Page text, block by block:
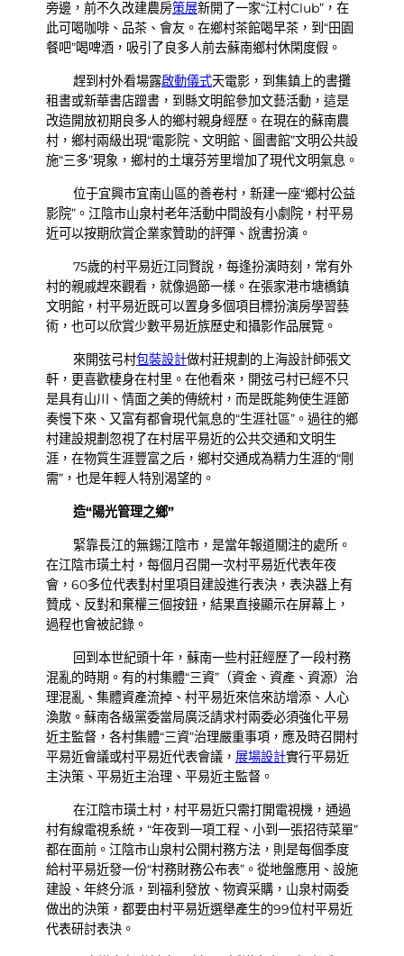
旁邊，前不久改建農房策展新開了一家“江村Club”，在
此可喝咖啡、品茶、會友。在鄉村茶館喝早茶，到“田園
餐吧”喝啤酒，吸引了良多人前去蘇南鄉村休閑度假。
趕到村外看場露啟動儀式天電影，到集鎮上的書攤
租書或新華書店蹭書，到縣文明館參加文藝活動，這是
改造開放初期良多人的鄉村親身經歷。在現在的蘇南農
村，鄉村兩級出現“電影院、文明館、圖書館”文明公共設
施“三多”現象，鄉村的土壤芬芳里增加了現代文明氣息。
位于宜興市宜南山區的善卷村，新建一座“鄉村公益
影院”。江陰市山泉村老年活動中間設有小劇院，村平易
近可以按期欣賞企業家贊助的評彈、說書扮演。
75歲的村平易近江同賢說，每逢扮演時刻，常有外
村的親戚趕來觀看，就像過節一樣。在張家港市塘橋鎮
文明館，村平易近既可以置身多個項目標扮演房學習藝
術，也可以欣賞少數平易近族歷史和攝影作品展覽。
來開弦弓村包裝設計做村莊規劃的上海設計師張文
軒，更喜歡棲身在村里。在他看來，開弦弓村已經不只
是具有山川、情面之美的傳統村，而是既能夠使生涯節
奏慢下來、又富有都會現代氣息的“生涯社區”。過往的鄉
村建設規劃忽視了在村居平易近的公共交通和文明生
涯，在物質生涯豐富之后，鄉村交通成為精力生涯的“剛
需”，也是年輕人特別渴望的。
造“陽光管理之鄉”
緊靠長江的無錫江陰市，是當年報道關注的處所。
在江陰市璜土村，每個月召開一次村平易近代表年夜
會，60多位代表對村里項目建設進行表決，表決器上有
贊成、反對和棄權三個按鈕，結果直接顯示在屏幕上，
過程也會被記錄。
回到本世紀頭十年，蘇南一些村莊經歷了一段村務
混亂的時期。有的村集體“三資”（資金、資產、資源）治
理混亂、集體資產流掉、村平易近來信來訪增添、人心
渙散。蘇南各級黨委當局廣泛請求村兩委必須強化平易
近主監督，各村集體“三資”治理嚴重事項，應及時召開村
平易近會議或村平易近代表會議， 展場設計實行平易近
主決策、平易近主治理、平易近主監督。
在江陰市璜土村，村平易近只需打開電視機，通過
村有線電視系統，“年夜到一項工程、小到一張招待菜單”
都在面前。江陰市山泉村公開村務方法，則是每個季度
給村平易近發一份“村務財務公布表”。從地盤應用、設施
建設、年終分派，到福利發放、物資采購，山泉村兩委
做出的決策，都要由村平易近選舉產生的99位村平易近
代表研討表決。